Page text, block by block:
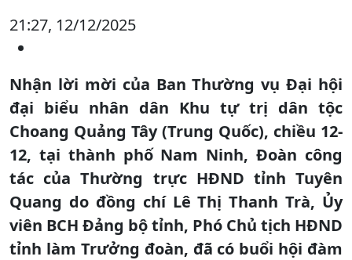
21:27, 12/12/2025
Nhận lời mời của Ban Thường vụ Đại hội
đại biểu nhân dân Khu tự trị dân tộc
Choang Quảng Tây (Trung Quốc), chiều 12-
12, tại thành phố Nam Ninh, Đoàn công
tác của Thường trực HĐND tỉnh Tuyên
Quang do đồng chí Lê Thị Thanh Trà, Ủy
viên BCH Đảng bộ tỉnh, Phó Chủ tịch HĐND
tỉnh làm Trưởng đoàn, đã có buổi hội đàm